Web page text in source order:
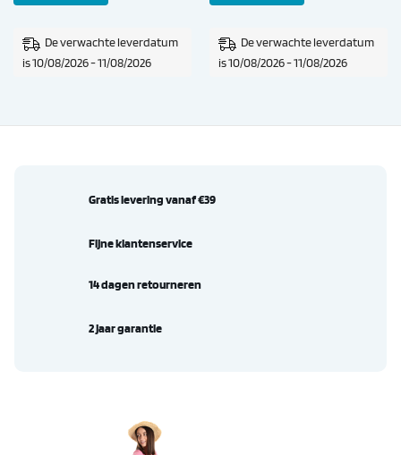
De verwachte leverdatum
is 10/08/2026 - 11/08/2026
De verwachte leverdatum
is 10/08/2026 - 11/08/2026
Gratis levering vanaf €39
Fijne klantenservice
14 dagen retourneren
2 jaar garantie